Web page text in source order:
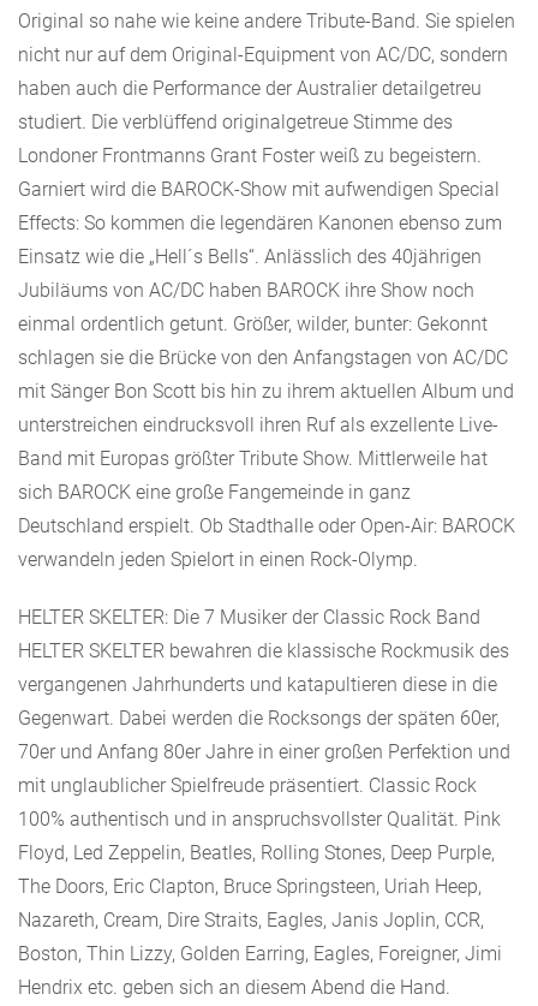
Original so nahe wie keine andere Tribute-Band. Sie spielen
nicht nur auf dem Original-Equipment von AC/DC, sondern
haben auch die Performance der Australier detailgetreu
studiert. Die verblüffend originalgetreue Stimme des
Londoner Frontmanns Grant Foster weiß zu begeistern.
Garniert wird die BAROCK-Show mit aufwendigen Special
Effects: So kommen die legendären Kanonen ebenso zum
Einsatz wie die „Hell´s Bells“. Anlässlich des 40jährigen
Jubiläums von AC/DC haben BAROCK ihre Show noch
einmal ordentlich getunt. Größer, wilder, bunter: Gekonnt
schlagen sie die Brücke von den Anfangstagen von AC/DC
mit Sänger Bon Scott bis hin zu ihrem aktuellen Album und
unterstreichen eindrucksvoll ihren Ruf als exzellente Live-
Band mit Europas größter Tribute Show. Mittlerweile hat
sich BAROCK eine große Fangemeinde in ganz
Deutschland erspielt. Ob Stadthalle oder Open-Air: BAROCK
verwandeln jeden Spielort in einen Rock-Olymp.
HELTER SKELTER: Die 7 Musiker der Classic Rock Band
HELTER SKELTER bewahren die klassische Rockmusik des
vergangenen Jahrhunderts und katapultieren diese in die
Gegenwart. Dabei werden die Rocksongs der späten 60er,
70er und Anfang 80er Jahre in einer großen Perfektion und
mit unglaublicher Spielfreude präsentiert. Classic Rock
100% authentisch und in anspruchsvollster Qualität. Pink
Floyd, Led Zeppelin, Beatles, Rolling Stones, Deep Purple,
The Doors, Eric Clapton, Bruce Springsteen, Uriah Heep,
Nazareth, Cream, Dire Straits, Eagles, Janis Joplin, CCR,
Boston, Thin Lizzy, Golden Earring, Eagles, Foreigner, Jimi
Hendrix etc. geben sich an diesem Abend die Hand.